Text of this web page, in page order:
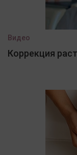
Видео
Коррекция